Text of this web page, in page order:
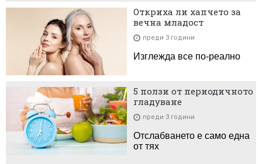
Откриха ли хапчето за
вечна младост
преди 3 години
Изглежда все по-реално
5 ползи от периодичното
гладуване
преди 3 години
Отслабването е само една
от тях